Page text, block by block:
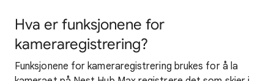
Hva er funksjonene for
kameraregistrering?
Funksjonene for kameraregistrering brukes for å la